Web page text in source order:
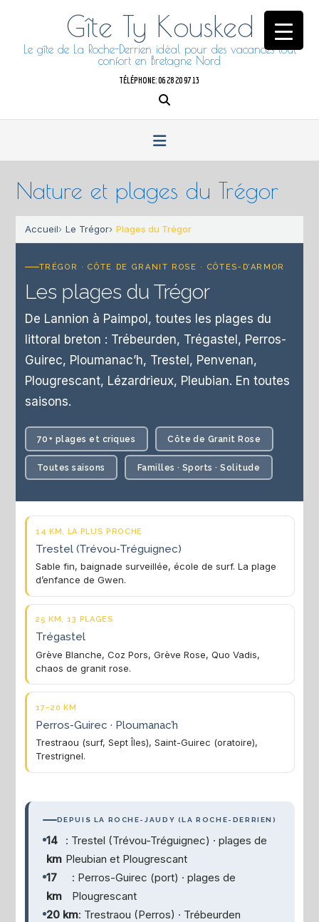
Gîte Ty Kousked
Le gîte de La Roche-Derrien idéal pour des vacances tout
confort en Bretagne Nord
TÉLÉPHONE: 06 28 20 97 13
Nature et plages du Trégor
Accueil Le Trégor Plages du Trégor
TRÉGOR · CÔTE DE GRANIT ROSE · CÔTES-D’ARMOR
Les plages du Trégor
De Lannion à Paimpol, toutes les plages du
littoral breton : Trébeurden, Trégastel, Perros-
Guirec, Ploumanac’h, Trestel, Penvenan,
Plougrescant, Lézardrieux, Pleubian. En toutes
saisons.
70+ plages et criques Côte de Granit Rose
Toutes saisons Familles · Sports · Solitude
14 KM, LA PLUS PROCHE
Trestel (Trévou-Tréguignec)
Sable fin, baignade surveillée, école de surf. La plage
d’enfance de Gwen.
25 KM, 13 PLAGES
Trégastel
Grève Blanche, Coz Pors, Grève Rose, Quo Vadis,
chaos de granit rose.
17–20 KM
Perros-Guirec · Ploumanac’h
Trestraou (surf, Sept Îles), Saint-Guirec (oratoire),
Trestrignel.
DEPUIS LA ROCHE-JAUDY (LA ROCHE-DERRIEN)
14
km
: Trestel (Trévou-Tréguignec) · plages de
Pleubian et Plougrescant
17
km
: Perros-Guirec (port) · plages de
Plougrescant
20 km: Trestraou (Perros) · Trébeurden